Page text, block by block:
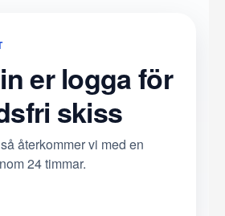
er logga för
skiss
återkommer vi med en
24 timmar.